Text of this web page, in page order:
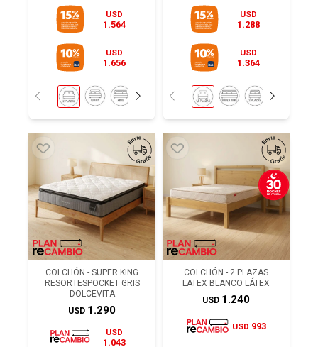
USD
1.564
USD
1.656
USD
1.288
USD
1.364
COLCHÓN - SUPER KING
RESORTESPOCKET GRIS
DOLCEVITA
USD 1.290
USD
1.043
COLCHÓN - 2 PLAZAS
LATEX BLANCO LÁTEX
USD 1.240
USD 993